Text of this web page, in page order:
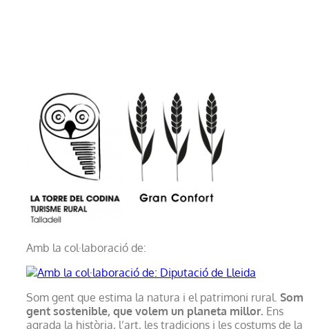
Amb la col·laboració de:
Som gent que estima la natura i el patrimoni rural. Som
gent sostenible, que volem un planeta millor. Ens
agrada la història, l’art, les tradicions i les costums de la